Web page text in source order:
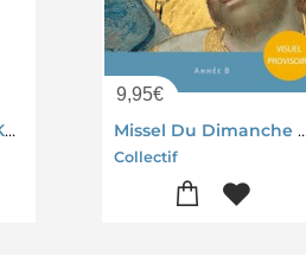
2157 CERF VOLANT KAWAI
9,95€
Missel Du
Collectif